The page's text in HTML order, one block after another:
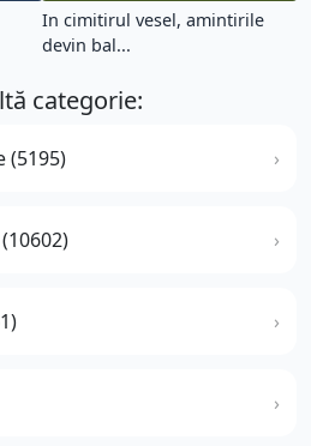
In cimitirul vesel, amintirile
devin bal...
categorie:
(5195)